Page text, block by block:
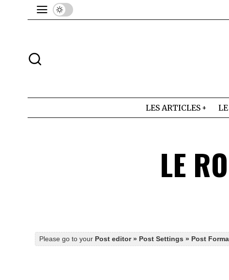
LES ARTICLES
LE
Please go to your Post editor » Post Settings » Post